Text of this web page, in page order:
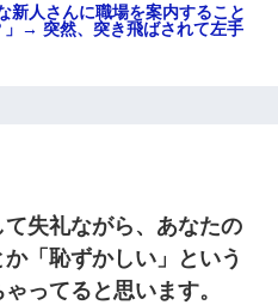
新人さんに職場を案内すること
→ 突然、突き飛ばされて左手
いた。こんな完璧な容姿を持っ
と思ってた
）に胸を揉ませた結果・・・
失礼ながら、あなたの
「恥ずかしい」という
ってると思います。